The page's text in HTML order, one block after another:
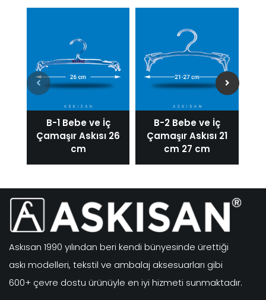
B-1 Bebe ve İç
Çamaşır Askısı 26
cm
B-2 Bebe ve İç
Çamaşır Askısı 21
cm 27 cm
Askısan 1990 yılından beri kendi bünyesinde ürettiği
askı modelleri, tekstil ve ambalaj aksesuarları gibi
600+ çevre dostu ürünüyle en iyi hizmeti sunmaktadır.